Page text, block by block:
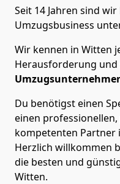
Seit 14 Jahren sind
Umzugsbusiness
Wir kennen in Witten
Herausforderung und
Du benötigst einen
einen
kompetenten Partner
Herzlich willkommen
die besten und
Witten.